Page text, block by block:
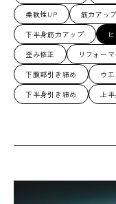
柔軟性UP
筋力アッ
下半身筋力アップ
歪み修正
リフォー
下腹部引き締め
ウ
下半身引き締め
上